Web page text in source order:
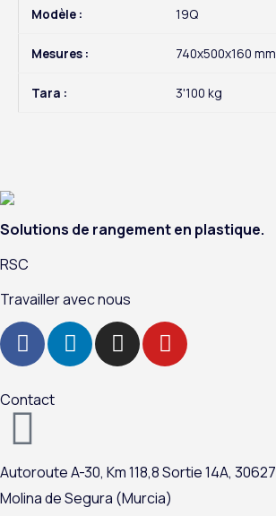
Modèle : 19Q
Mesures : 740x500x160 mm
Tara : 3'100 kg
Solutions de rangement en plastique.
RSC
Travailler avec nous
F
a
c
e
b
o
o
k
L
i
n
i
n
I
n
s
r
a
Y
o
u
e
Contact
Autoroute A-30, Km 118,8Sortie 14A, 30627
Molina de Segura (Murcia)